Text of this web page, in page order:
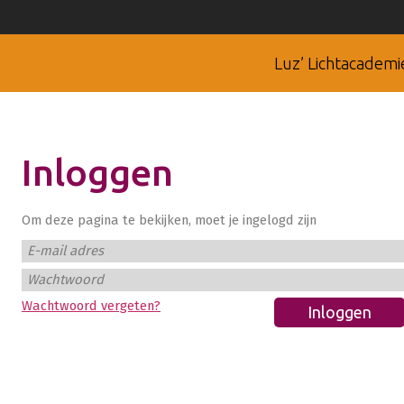
Luz’
Inloggen
Om deze pagina te bekijken, moet je ingelogd zijn
E-mail adres
Wachtwoord
Wachtwoord vergeten?